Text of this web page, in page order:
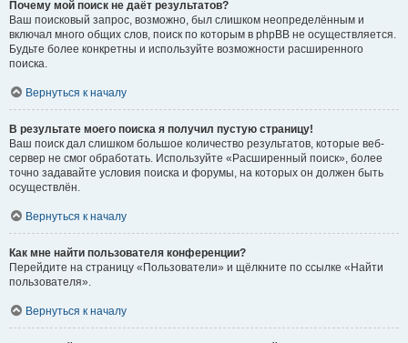
Почему мой поиск не даёт результатов?
Ваш поисковый запрос, возможно, был слишком неопределённым и
включал много общих слов, поиск по которым в phpBB не осуществляется.
Будьте более конкретны и используйте возможности расширенного
поиска.
Вернуться к началу
В результате моего поиска я получил пустую страницу!
Ваш поиск дал слишком большое количество результатов, которые веб-
сервер не смог обработать. Используйте «Расширенный поиск», более
точно задавайте условия поиска и форумы, на которых он должен быть
осуществлён.
Вернуться к началу
Как мне найти пользователя конференции?
Перейдите на страницу «Пользователи» и щёлкните по ссылке «Найти
пользователя».
Вернуться к началу